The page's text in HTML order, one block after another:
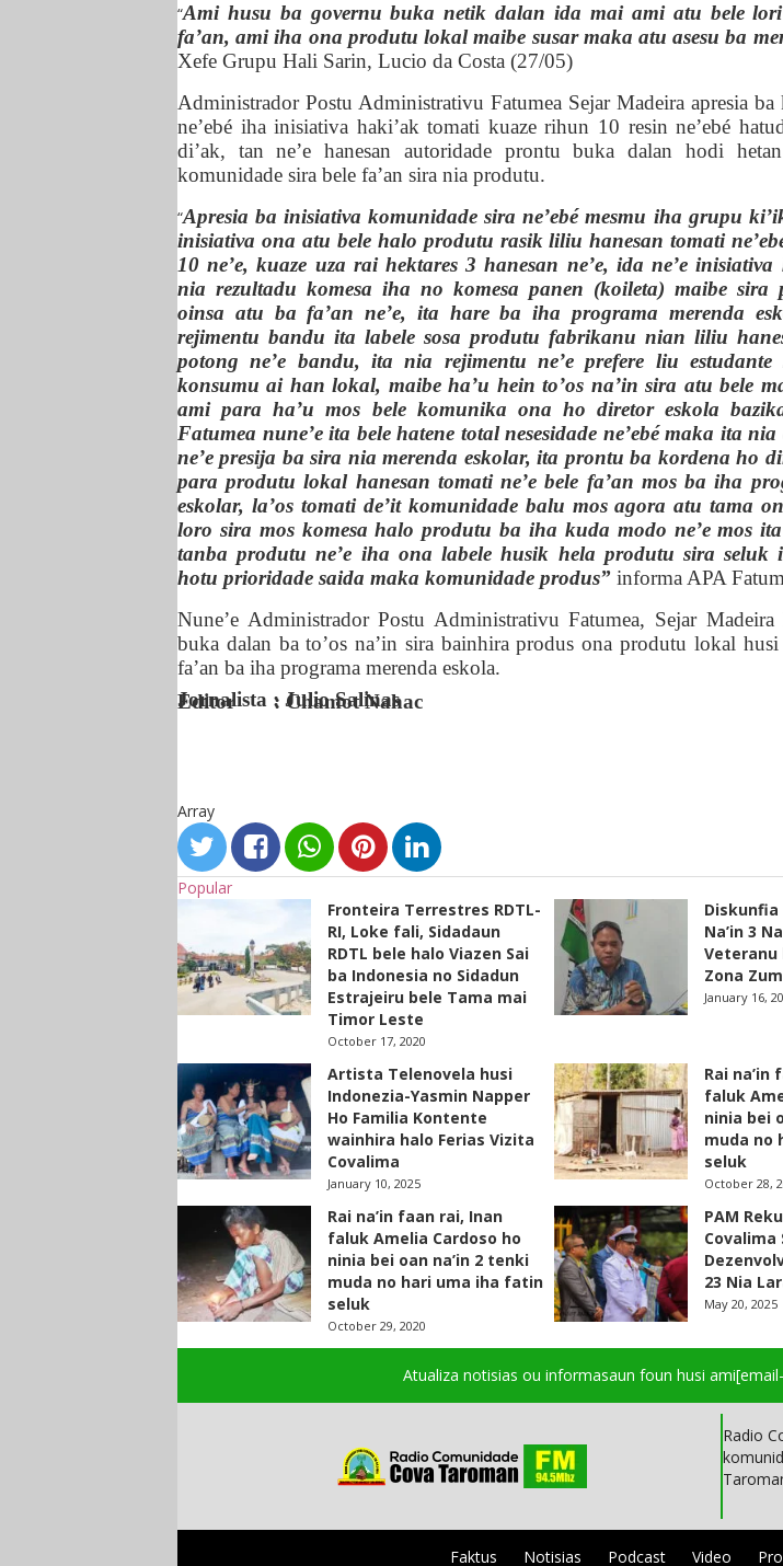
“Ami husu ba governu buka netik dalan ida mai ami atu bele
fa’an, ami iha ona produtu lokal maibe susar maka atu asesu ba
Xefe Grupu Hali Sarin, Lucio da Costa (27/05)
Administrador Postu Administrativu Fatumea Sejar Madeira apresia ba
ne’ebé iha inisiativa haki’ak tomati kuaze rihun 10 resin ne’ebé
di’ak, tan ne’e hanesan autoridade prontu buka dalan hodi
komunidade sira bele fa’an sira nia produtu.
“Apresia ba inisiativa komunidade sira ne’ebé mesmu iha grupu
inisiativa ona atu bele halo produtu rasik liliu hanesan tomati
10 ne’e, kuaze uza rai hektares 3 hanesan ne’e, ida ne’e
nia rezultadu komesa iha no komesa panen (koileta) maibe sira
oinsa atu ba fa’an ne’e, ita hare ba iha programa merenda
rejimentu bandu ita labele sosa produtu fabrikanu nian liliu
potong ne’e bandu, ita nia rejimentu ne’e prefere liu
konsumu ai han lokal, maibe ha’u hein to’os na’in sira atu bele
ami para ha’u mos bele komunika ona ho diretor eskola
Fatumea nune’e ita bele hatene total nesesidade ne’ebé maka ita
ne’e presija ba sira nia merenda eskolar, ita prontu ba kordena ho
para produtu lokal hanesan tomati ne’e bele fa’an mos ba iha
eskolar, la’os tomati de’it komunidade balu mos agora atu tama
loro sira mos komesa halo produtu ba iha kuda modo ne’e mos
tanba produtu ne’e iha ona labele husik hela produtu sira seluk
hotu prioridade saida maka komunidade produs” informa APA
Nune’e AdministradorPostu Administrativu Fatumea, Sejar Madeira
buka dalan ba to’os na’in sira bainhira produs ona produtu lokal
fa’an ba iha programa merenda eskola.
Jornalista : Julio Salinas
Editor : Chamot Nahac
Array
Popular
Fronteira Terrestres RDTL-
RI, Loke fali, Sidadaun
RDTL bele halo Viazen Sai
ba Indonesia no Sidadun
Estrajeiru bele Tama mai
Timor Leste
October 17, 2020
Diskunfia
Na’in 3
Veteranu
Zona
January 16,
Artista Telenovela husi
Indonezia-Yasmin Napper
Ho Familia Kontente
wainhira halo Ferias Vizita
Covalima
January 10, 2025
Rai na’in
faluk
ninia bei
muda no
seluk
October 28,
Rai na’in faan rai, Inan
faluk Amelia Cardoso ho
ninia bei oan na’in 2 tenki
muda no hari uma iha fatin
seluk
October 29, 2020
PAM
Covalima
23 Nia
May 20, 2025
Atualiza notisias ou informasaun foun husi ami
Radio
Faktus Notisias Podcast Video